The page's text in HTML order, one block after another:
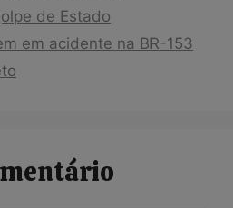
de Estado
em acidente na BR-153